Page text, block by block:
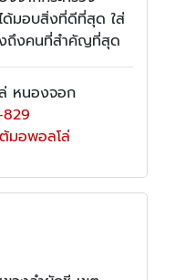
ด้มอบสิ่งที่ดีที่สุด ใส่
ถึงคนที่สำคัญที่สุด
หนองจอก
มอพอลโล่